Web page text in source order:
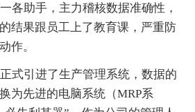
各助手，主力稽核数据准确性，
结果跟员工上了教育课，严重防
作。
式引进了生产管理系统，数据的
为先进的电脑系统（MRP系